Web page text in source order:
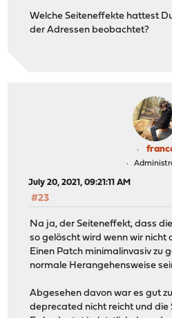
Welche Seiteneffekte hattest
der Adressen beobachtet?
July 20, 2021, 09:21:11 AM
#23
Na ja, der Seiteneffekt, dass
so gelöscht wird wenn wir nicht
Einen Patch minimalinvasiv zu
normale Herangehensweise
Abgesehen davon war es gut
deprecated nicht reicht und die